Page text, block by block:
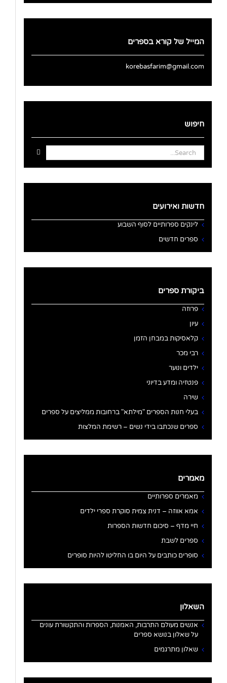
המייל של קורא בספרים
korebasfarim@gmail.com
חיפוש
Search
for:
חדשות ואירועים
לינקים ספרותיים לסוף השבוע
ספרים חדשים
ביקורת ספרים
פרוזה
עיון
קלאסיקות במבחן הזמן
רבי מכר
ילדים ונוער
פנטזיה ומדע בדיוני
שירה
בעלי חנות הספרים "מילתא" ברחובות ממליצים על ספרים
ספרים שנכתבו בידי נשים – רשימת המלצות
מאמרים
מאמרים ספרותיים
אמא אווזה – דנית צמית סוקרת ספרי ילדים
חיי מדף – סיכום חדשות הספרות
ספרים לשבת
סופרים כותבים על היום בו החליטו להיות סופרים
השאלון
אנשים מעולם התרבות, האמנות, הספרות והתקשורת עונים
על שאלון בנושא ספרים
שאלון מתרגמים